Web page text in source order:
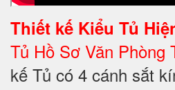
Thiết kế Kiểu Tủ
Tủ Hồ Sơ Văn Phòng
kế Tủ có 4 cánh sắt